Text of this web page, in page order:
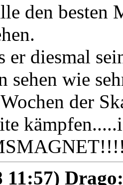
den
er diesmal
sehen wie
der
11:57)